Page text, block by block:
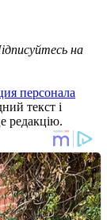
на
персонала
текст і
редакцію.